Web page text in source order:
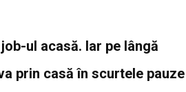
ul acasă. Iar pe lângă
prin casă în scurtele pauze